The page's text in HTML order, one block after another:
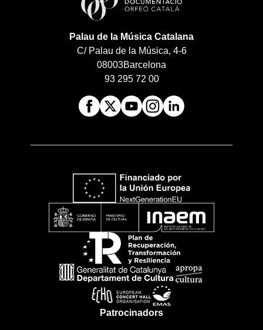
Palau de la Música Catalana
C/ Palau de la Música, 4-6
08003Barcelona
93 295 72 00
Patrocinadors